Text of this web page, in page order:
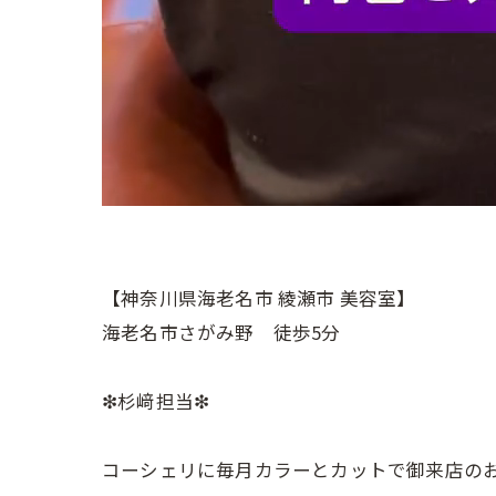
【神奈川県海老名市 綾瀬市 美容室】
海老名市さがみ野 徒歩5分
❇︎杉﨑担当❇︎
コーシェリに毎月カラーとカットで御来店の